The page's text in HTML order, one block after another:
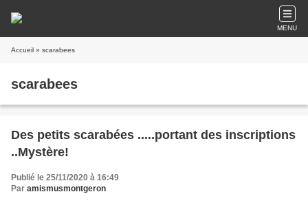
MENU
Accueil » scarabees
scarabees
Des petits scarabées .....portant des inscriptions
..Mystère!
Publié le 25/11/2020 à 16:49
Par amismusmontgeron